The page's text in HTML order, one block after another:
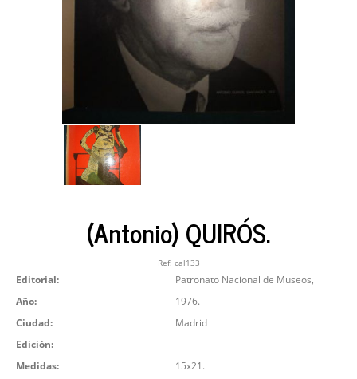
(Antonio) QUIRÓS.
Ref: cal133
Editorial:
Patronato Nacional de Museos,
Año:
1976.
Ciudad:
Madrid
Edición:
Medidas:
15x21.